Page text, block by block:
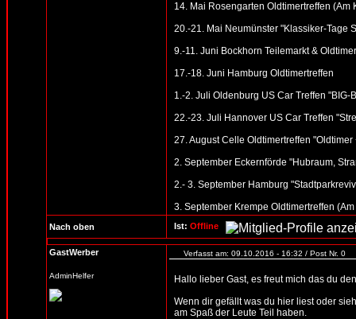
14. Mai Rosengarten Oldtimertreffen (Am
20.-21. Mai Neumünster "Klassiker-Tage
9.-11. Juni Bockhorn Teilemarkt &
17.-18. Juni Hamburg Oldtimertreffen
1.-2. Juli Oldenburg US Car Treffen
22.-23. Juli Hannover US Car Treffen
27. August Celle Oldtimertreffen "Oldtimer
2. September Eckernförde "Hubraum,
2.- 3. September Hamburg
3. September Krempe Oldtimertreffen
Nach oben Ist: Offline
GastWerber
AdminHelfer
Verfasst am: 09.10.2016 - 16:32 / Post Nr. 0
Hallo lieber Gast, es freut mich das du
Wenn dir gefällt was du hier liest oder
am Spaß der Leute Teil haben.